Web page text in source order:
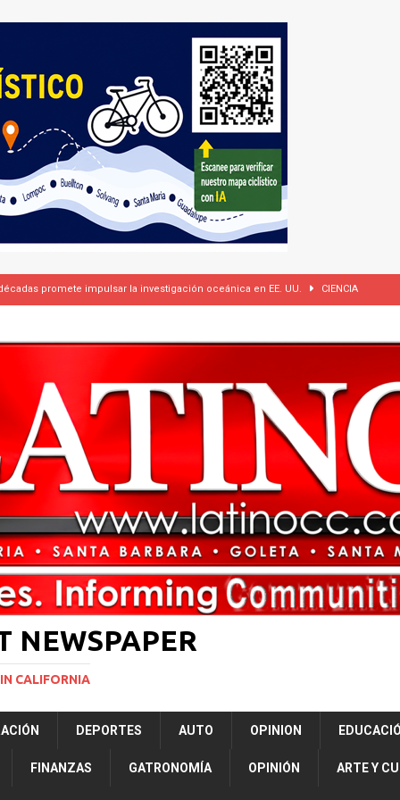
corporales, pero se reserva el derecho de difundir los videos
firman pacto de defensa mutua ante escalada de tensiones en Oriente Medio
1 – Colombia 1 DEPORTE
a ley de Texas que permite a la policía detener a migrantes
la mayor nevada en lo que va del año en California NACIONALES
Years to Life for Murdering Girlfriend in Front of Her Children LOCAL
promete impulsar la investigación oceánica en EE. UU. CIENCIA
NEWSPAPER
CALIFORNIA
DEPORTES AUTO OPINION
FINANZAS GATRONOMÍA OPINIÓN ARTE Y